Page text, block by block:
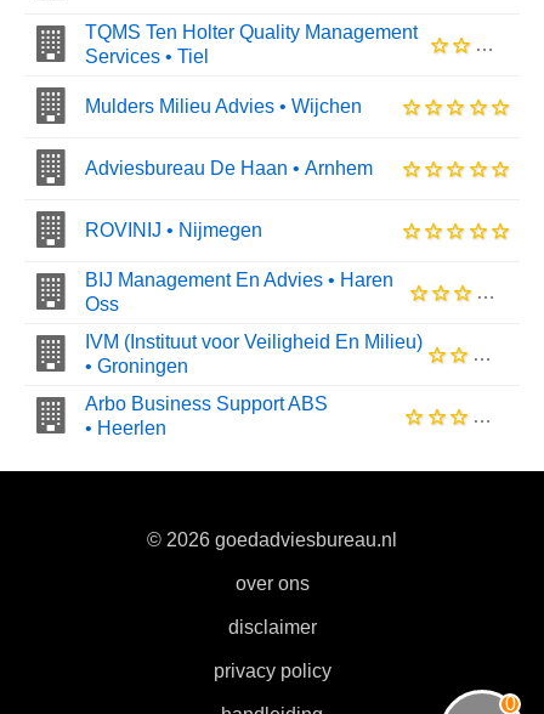
TQMS Ten Holter Quality Management
Services • Tiel
Mulders Milieu Advies • Wijchen
Adviesbureau De Haan • Arnhem
ROVINIJ • Nijmegen
BIJ Management En Advies • Haren
Oss
IVM (Instituut voor Veiligheid En Milieu)
• Groningen
Arbo Business Support ABS
• Heerlen
© 2026 goedadviesbureau.nl
over ons
disclaimer
privacy policy
0